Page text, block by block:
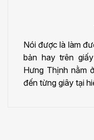
Nói được là làm
bản hay trên
Hưng Thịnh nằm
đến từng giây tại